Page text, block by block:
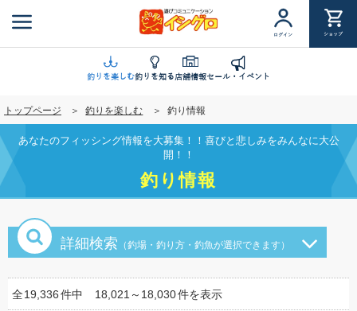
ン
に
移
動
ログイン ショップ
釣りを楽しむ釣りを知る店舗情報セール・イベント
トップページ 釣りを楽しむ 釣り情報
あなたのフィッシング情報を大募集！！喜びと悲しみをみんなに大公
開！！
釣り情報
詳細検索 （釣場・釣り方・釣魚が選択できます）
全19,336件中 18,021～18,030件を表示